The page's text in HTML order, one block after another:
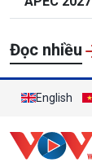
Đọc nhiều
English